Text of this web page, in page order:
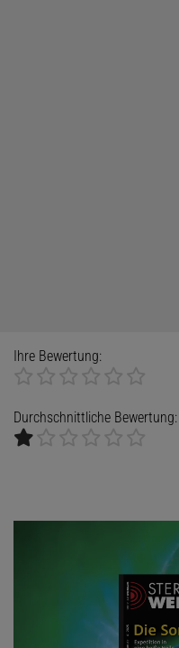
Ihre Bewertung:
Durchschnittliche Bewertung: